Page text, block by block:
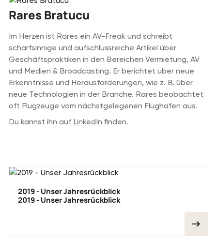
Rares Bratucu
Im Herzen ist Rares ein AV-Freak und schreibt
scharfsinnige und aufschlussreiche Artikel über
Geschäftspraktiken in den Bereichen Vermietung, AV
und Medien & Broadcasting. Er berichtet über neue
Erkenntnisse und Herausforderungen, wie z. B. über
neue Technologien in der Branche. Rares beobachtet
oft Flugzeuge vom nächstgelegenen Flughafen aus.
Du kannst ihn auf LinkedIn finden.
2019 - Unser Jahresrückblick
2019 - Unser Jahresrückblick